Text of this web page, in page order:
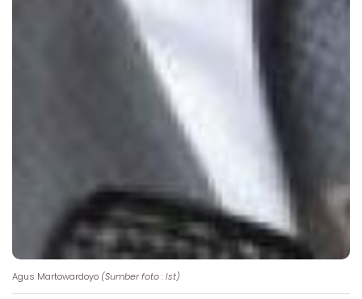
Agus Martowardoyo (Sumber foto : Ist)